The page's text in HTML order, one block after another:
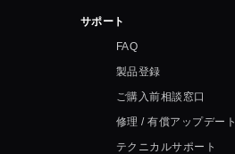
サポート
FAQ
製品登録
ご購入前相談窓口
修理 / 有償アップデート
テクニカルサポート